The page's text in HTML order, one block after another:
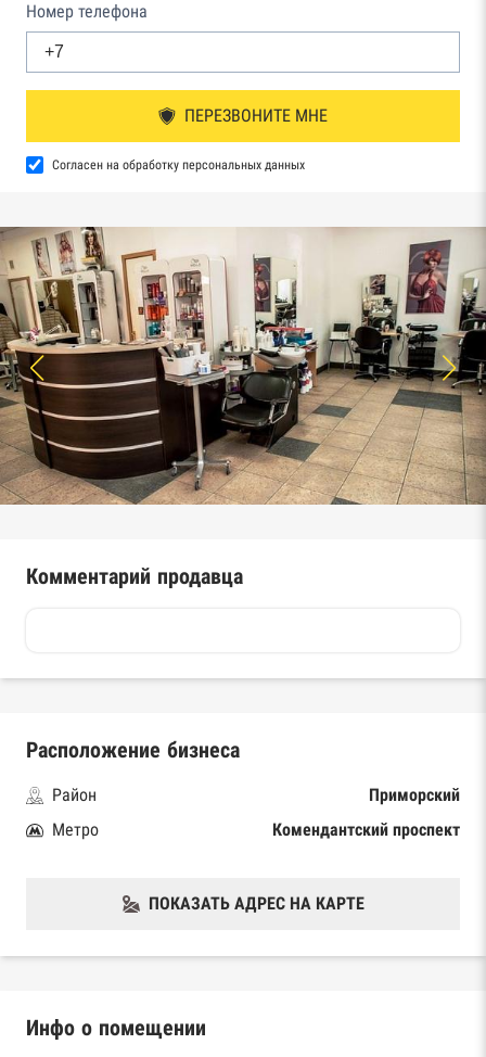
Номер телефона
ПЕРЕЗВОНИТЕ МНЕ
Согласен на обработку персональных данных
Комментарий продавца
Расположение бизнеса
Район
Приморский
Метро
Комендантский проспект
ПОКАЗАТЬ АДРЕС НА КАРТЕ
Инфо о помещении